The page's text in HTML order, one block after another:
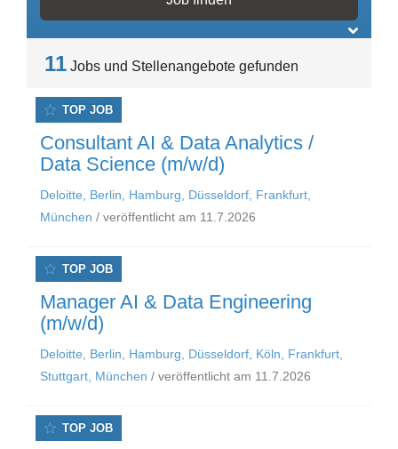
11 Jobs und Stellenangebote gefunden
Consultant AI & Data Analytics /
Data Science (m/w/d)
Deloitte, Berlin, Hamburg, Düsseldorf, Frankfurt,
München / veröffentlicht am 11.7.2026
TOP JOB
Manager AI & Data Engineering
(m/w/d)
Deloitte, Berlin, Hamburg, Düsseldorf, Köln, Frankfurt,
Stuttgart, München / veröffentlicht am 11.7.2026
TOP JOB
TOP JOB